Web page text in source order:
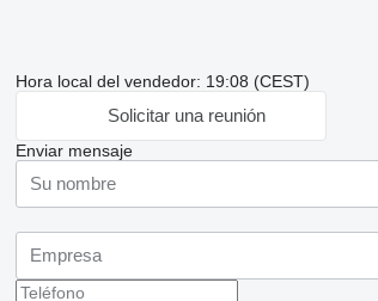
Hora local del vendedor: 19:08 (CEST)
Solicitar una reunión
Enviar mensaje